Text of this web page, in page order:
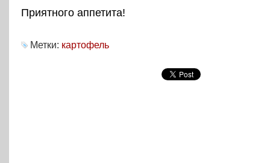
Приятного аппетита!
Метки: картофель